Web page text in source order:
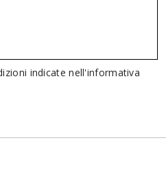
indicate nell'informativa